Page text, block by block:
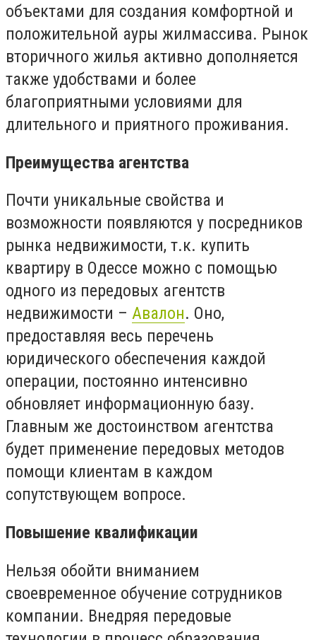
объектами для создания комфортной и
положительной ауры жилмассива. Рынок
вторичного жилья активно дополняется
также удобствами и более
благоприятными условиями для
длительного и приятного проживания.
Преимущества агентства
Почти уникальные свойства и
возможности появляются у посредников
рынка недвижимости, т.к. купить
квартиру в Одессе можно с помощью
одного из передовых агентств
недвижимости – Авалон. Оно,
предоставляя весь перечень
юридического обеспечения каждой
операции, постоянно интенсивно
обновляет информационную базу.
Главным же достоинством агентства
будет применение передовых методов
помощи клиентам в каждом
сопутствующем вопросе.
Повышение квалификации
Нельзя обойти вниманием
своевременное обучение сотрудников
компании. Внедряя передовые